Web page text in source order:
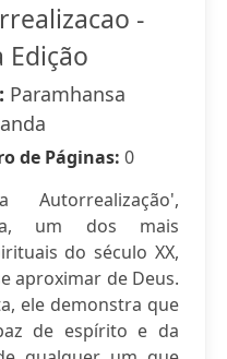
-
Edição
Paramhansa
de Páginas: 0
um dos mais
do século XX,
aproximar de Deus.
ele demonstra que
de espírito e da